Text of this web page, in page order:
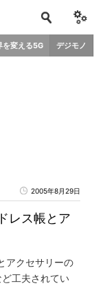
を変える5G デジモノ
2005年8月29日
レス帳とア
アクセサリーの
工夫されてい